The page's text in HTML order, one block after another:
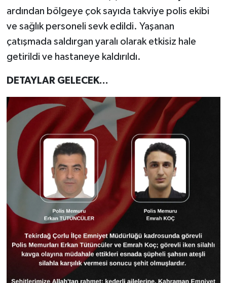
ardından bölgeye çok sayıda takviye polis ekibi
ve sağlık personeli sevk edildi. Yaşanan
çatışmada saldırgan yaralı olarak etkisiz hale
getirildi ve hastaneye kaldırıldı.
DETAYLAR GELECEK...